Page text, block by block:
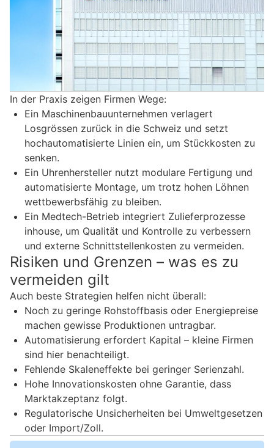
In der Praxis zeigen Firmen Wege:
Ein Maschinenbauunternehmen verlagert
Losgrössen zurück in die Schweiz und setzt
hochautomatisierte Linien ein, um Stückkosten zu
senken.
Ein Uhrenhersteller nutzt modulare Fertigung und
automatisierte Montage, um trotz hohen Löhnen
wettbewerbsfähig zu bleiben.
Ein Medtech-Betrieb integriert Zulieferprozesse
inhouse, um Qualität und Kontrolle zu verbessern
und externe Schnittstellenkosten zu vermeiden.
Risiken und Grenzen – was es zu
vermeiden gilt
Auch beste Strategien helfen nicht überall:
Noch zu geringe Rohstoffbasis oder Energiepreise
machen gewisse Produktionen untragbar.
Automatisierung erfordert Kapital – kleine Firmen
sind hier benachteiligt.
Fehlende Skaleneffekte bei geringer Serienzahl.
Hohe Innovationskosten ohne Garantie, dass
Marktakzeptanz folgt.
Regulatorische Unsicherheiten bei Umweltgesetzen
oder Import/Zoll.